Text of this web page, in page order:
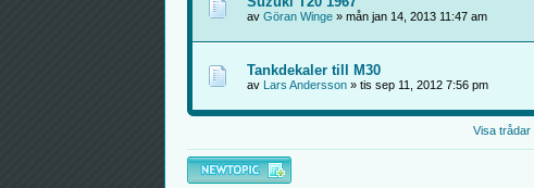
av Göran Winge» mån jan 14, 2013 11:47 am
Tankdekaler till M30
av Lars Andersson» tis sep 11, 2012 7:56 pm
Visa trådar
Skapa en ny tråd